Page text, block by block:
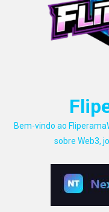
Bem-vindo ao
sobre Web3,